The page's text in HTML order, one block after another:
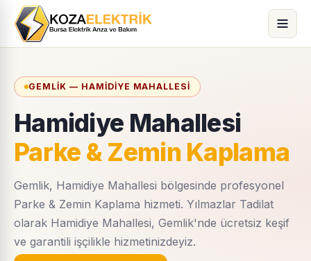
GEMLIK — HAMIDIYE MAHALLESI
Hamidiye Mahallesi
Parke & Zemin Kaplama
Gemlik, Hamidiye Mahallesi bölgesinde profesyonel
Parke & Zemin Kaplama hizmeti. Yılmazlar Tadilat
olarak Hamidiye Mahallesi, Gemlik'nde ücretsiz keşif
ve garantili işçilikle hizmetinizdeyiz.